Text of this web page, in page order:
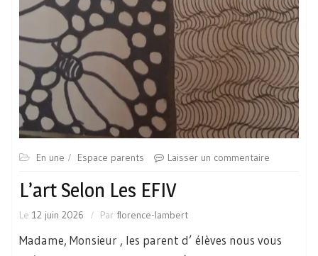
En une Espace parents Laisser un commentaire
L’art Selon Les EFIV
Le 12 juin 2026 Par florence-lambert
Madame, Monsieur , les parent d’ élèves nous vous